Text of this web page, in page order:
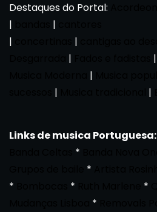
Destaques do Portal:
|
|
|
|
| |
|
| |
Links de musica Portuguesa:
*
*
*
* *
*